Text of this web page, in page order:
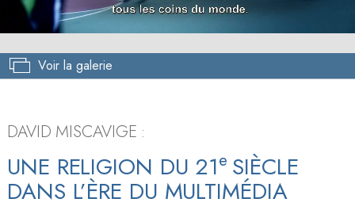
PauseMute
Current
0:19 / Duration
8:50
Loaded:
in-
Voir la galerie
DAVID MISCAVIGE :
UNE RELIGION DU 21e SIÈCLE
DANS L’ÈRE DU MULTIMÉDIA